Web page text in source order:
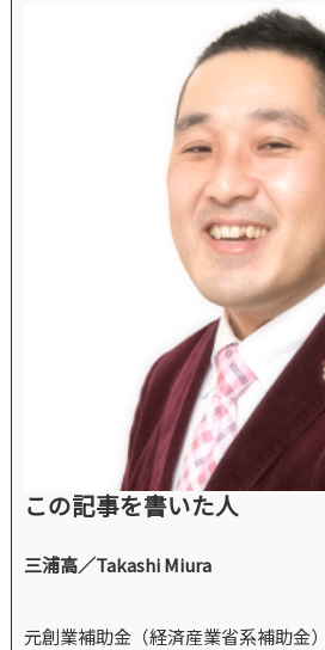
この記事を書いた人
三浦高／Takashi Miura
元創業補助金（経済産業省系補助金